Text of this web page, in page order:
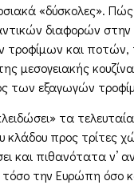
«δύσκολες».
διαφορών
και ποτών,
μεσογειακής
των εξαγωγών
τα
κλάδου προς
και πιθανότατα ν’
τόσο την Ευρώπη όσο